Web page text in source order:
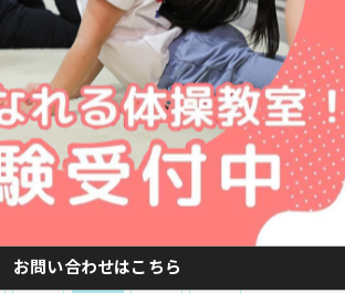
方と通う年齢のガイド
能力を伸ばすコツ
お問い合わせはこちら